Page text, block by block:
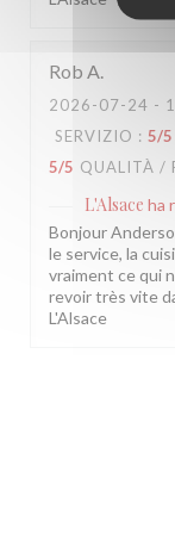
Rob A
2026-07-24 -
SERVIZIO : 5/5
5/5 QUALITÀ /
L'Alsace ha
Bonjour
le service, la
vraiment ce qui
revoir très vite
L'Alsace